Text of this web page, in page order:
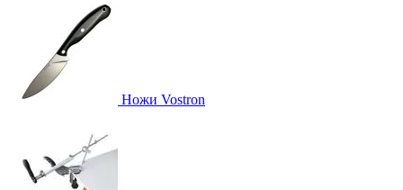
Ножи Vostron